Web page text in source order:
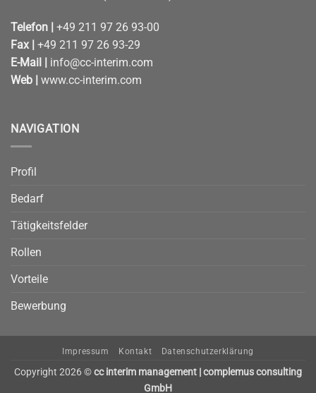
Telefon | +49 211 97 26 93-00
Fax | +49 211 97 26 93-29
E-Mail | info@cc-interim.com
Web | www.cc-interim.com
NAVIGATION
Profil
Bedarf
Tätigkeitsfelder
Rollen
Vorteile
Bewerbung
Impressum Kontakt Datenschutzerklärung
Copyright 2026 ©cc interim management | complemus consulting
GmbH